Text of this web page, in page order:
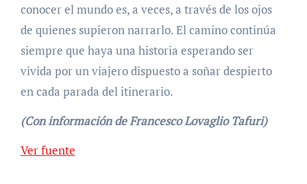
conocer el mundo es, a veces, a través de los ojos
de quienes supieron narrarlo. El camino continúa
siempre que haya una historia esperando ser
vivida por un viajero dispuesto a soñar despierto
en cada parada del itinerario.
(Con información de Francesco Lovaglio Tafuri)
Navegación
Ver fuente